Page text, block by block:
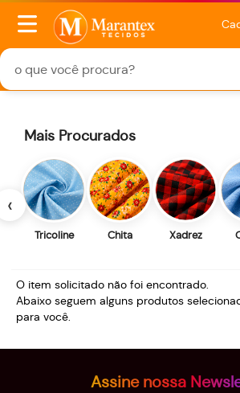
‹
Mais Procurados
Tricoline Chita Xadrez
O item solicitado não foi encontrado.
Abaixo seguem alguns produtos
para você.
Assine nossa